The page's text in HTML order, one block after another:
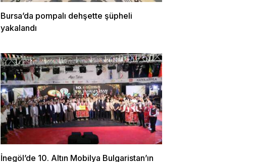
Bursa’da pompalı dehşette şüpheli
yakalandı
İnegöl’de 10. Altın Mobilya Bulgaristan’ın